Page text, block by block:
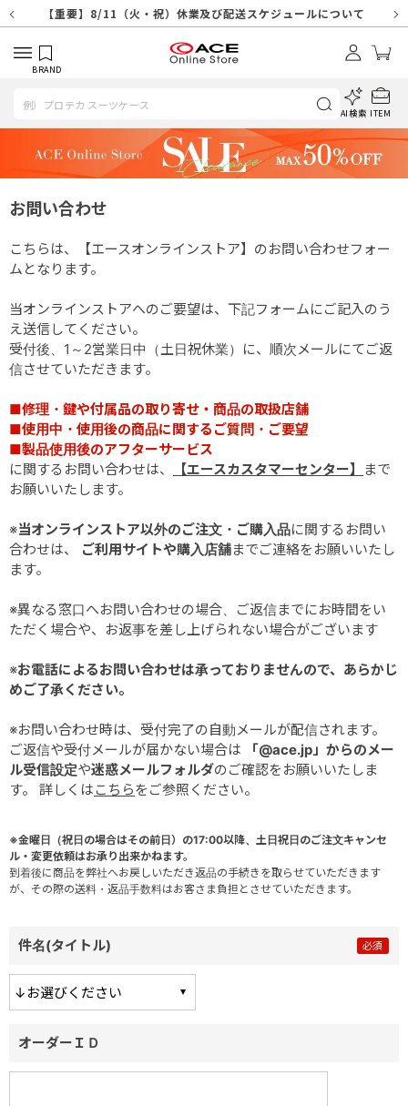
【重要】8/11（火・祝）休業及び配送スケジュールについて
【重要】令和８年熊本地震に伴う配送への影響について
【重要】納品書・領収書ペーパーレス化（電子化）のお知らせ
【重要】天候不良や交通状況・物量増等に伴う配送への影響について
【重要】悪質な詐欺サイトにご注意ください
【重要】各種メールが届かない場合に関しまして
【重要】お問い合わせのご対応に関しまして
【重要】SNSのなりすまし詐欺にご注意ください
BRAND
AI検索 ITEM
お問い合わせ
こちらは、【エースオンラインストア】のお問い合わせフォー
ムとなります。
当オンラインストアへのご要望は、下記フォームにご記入のう
え送信してください。
受付後、1～2営業日中（土日祝休業）に、順次メールにてご返
信させていただきます。
■修理・鍵や付属品の取り寄せ・商品の取扱店舗
■使用中・使用後の商品に関するご質問・ご要望
■製品使用後のアフターサービス
に関するお問い合わせは、
【エースカスタマーセンター】
まで
お願いいたします。
※当オンラインストア以外のご注文・ご購入品に関するお問い
合わせは、
ご利用サイトや購入店舗までご連絡をお願いいたし
ます。
※異なる窓口へお問い合わせの場合、ご返信までにお時間をい
ただく場合や、お返事を差し上げられない場合がございます
※お電話によるお問い合わせは承っておりませんので、あらかじ
めご了承ください。
※お問い合わせ時は、受付完了の自動メールが配信されます。
ご返信や受付メールが届かない場合は
「@ace.jp」からのメー
ル受信設定や迷惑メールフォルダのご確認をお願いいたしま
す。 詳しくは こちらをご参照ください。
※金曜日（祝日の場合はその前日）の17:00以降、土日祝日のご注文キャンセ
ル・変更依頼はお承り出来かねます。
到着後に商品を弊社へお戻しいただき返品の手続きを取らせていただきます
が、その際の送料・返品手数料はお客さま負担とさせていただきます。
件名(タイトル)
オーダーＩＤ